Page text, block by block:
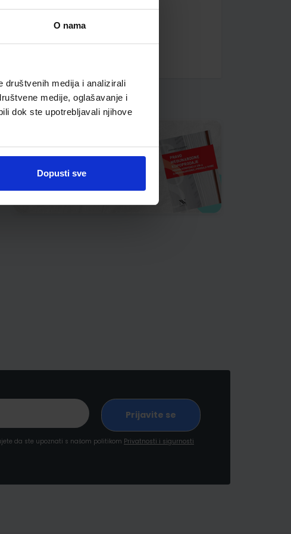
O nama
društvenih medija i analizirali
medije, oglašavanje i
dok ste upotrebljavali njihove
Dopusti sve
da ste upoznati s našom politikom Privatnosti i sigurnosti